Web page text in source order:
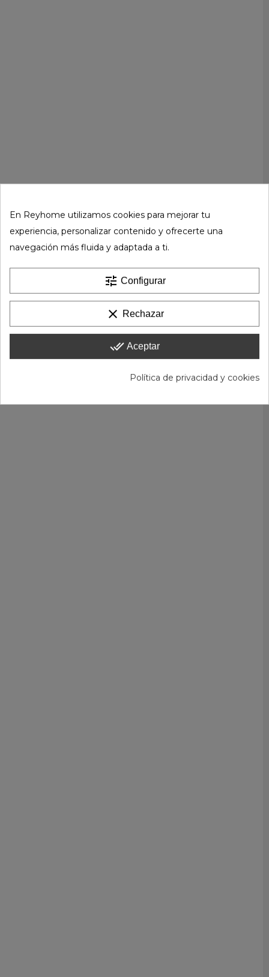
En Reyhome utilizamos cookies para mejorar tu
experiencia, personalizar contenido y ofrecerte una
navegación más fluida y adaptada a ti.
tune Configurar
clear Rechazar
done_all Aceptar
Política de privacidad y cookies